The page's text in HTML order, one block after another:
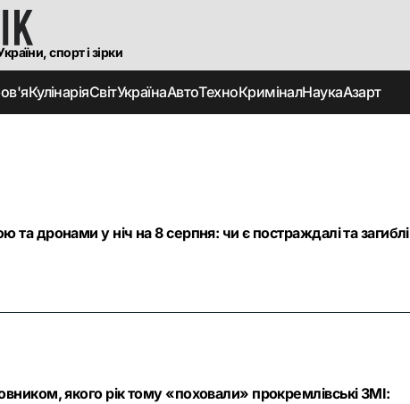
спорт і зірки
КулінаріяСвітУкраїнаАвтоТехноКриміналНаукаАзарт
та дронами у ніч на 8 серпня: чи є постраждалі та загиблі
якого рік тому «поховали» прокремлівські ЗМІ: